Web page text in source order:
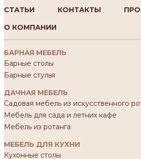
СТАТЬИ
КОНТАКТЫ
О КОМПАНИИ
БАРНАЯ МЕБЕЛЬ
Барные столы
Барные стулья
ДАЧНАЯ МЕБЕЛЬ
Садовая мебель из искусственного
Мебель для сада и летних кафе
Мебель из ротанга
МЕБЕЛЬ ДЛЯ КУХНИ
Кухонные столы